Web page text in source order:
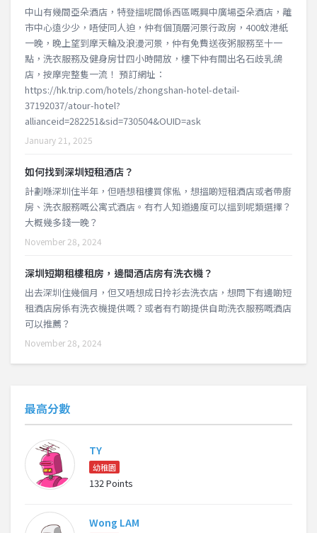
中山有幾間亞朵酒店，特登搵呢間係西區嘅興中廣場亞朵酒店，離
市中心遠少少，唔使同人迫，仲有個頂層河景行政房，400蚊港紙
一晚，晚上望到摩天輪及浪漫河景，仲有免費送夜粥服務至十一
點，洗衣服務及健身房廿四小時開放，樓下仲有間出名石歧乳鴿
店，按摩完整隻一流！ 預訂網址：
https://hk.trip.com/hotels/zhongshan-hotel-detail-
37192037/atour-hotel?
allianceid=282251&sid=730504&OUID=ask
January 21, 2025
如何找到深圳短租酒店？
計劃喺深圳住半年，但唔想租樓買傢俬，想搵啲短租酒店或者帶廚
房、洗衣服務嘅公寓式酒店。有冇人知道邊度可以搵到呢類選擇？
大概幾多錢一晚？
November 28, 2024
深圳短期租樓租房，邊間酒店房有洗衣機？
出去深圳住幾個月，但又唔想成日拎衫去洗衣店，想問下有邊啲短
租酒店房係有洗衣機提供嘅？或者有冇啲提供自助洗衣服務嘅酒店
可以推薦？
November 28, 2024
最高分數
TY
幼稚園
132 Points
Wong LAM